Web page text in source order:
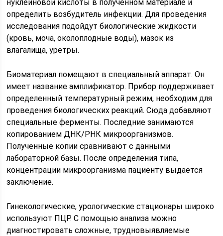
нуклеиновой кислоты в полученном материале и
определить возбудитель инфекции. Для проведения
исследования подойдут биологические жидкости
(кровь, моча, околоплодные воды), мазок из
влагалища, уретры.
Биоматериал помещают в специальный аппарат. Он
имеет название амплификатор. Прибор поддерживает
определенный температурный режим, необходим для
проведения биологических реакций. Сюда добавляют
специальные ферменты. Последние занимаются
копированием ДНК/РНК микроорганизмов.
Полученные копии сравнивают с данными
лабораторной базы. После определения типа,
концентрации микроорганизма пациенту выдается
заключение.
Гинекологические, урологические стационары широко
используют ПЦР. С помощью анализа можно
диагностировать сложные, трудновыявляемые